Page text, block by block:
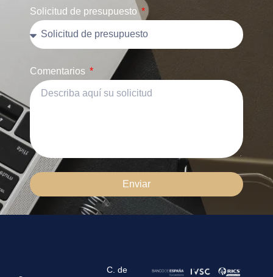
Solicitud de presupuesto
Comentarios
Enviar
C. de